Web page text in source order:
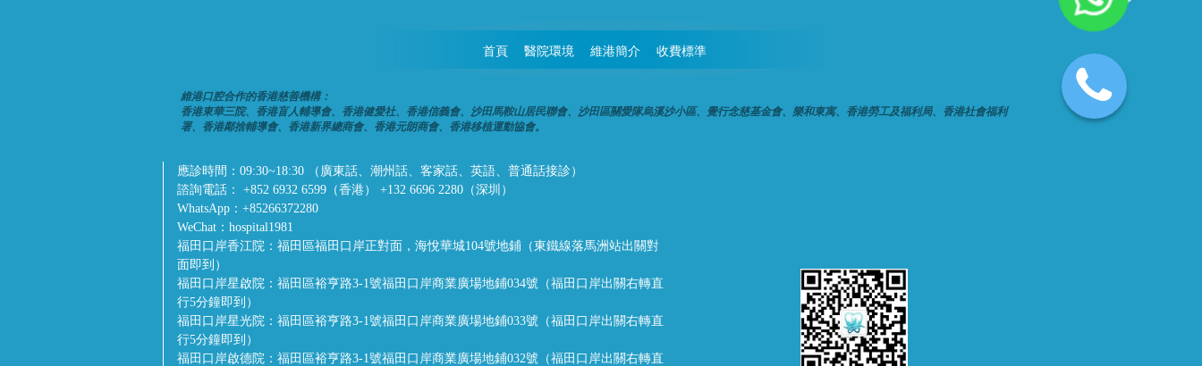
首頁 醫院環境 維港簡介 收費標準
維港口腔合作的香港慈善機構：
香港東華三院、香港盲人輔導會、香港健愛社、香港信義會、沙田馬鞍山居民聯會、沙田區關愛隊烏溪沙小區、覺行念慈基金會、樂和東寓、香港勞工及福利局、香港社會福利
署、香港鄰捨輔導會、香港新界總商會、香港元朗商會、香港移植運動協會。
應診時間： 09:30~18:30 （廣東話、潮州話、客家話、英語、普通話接診）
諮詢電話：
+852 6932 6599（香港） +132 6696 2280（深圳）
WhatsApp： +85266372280
WeChat： hospital1981
福田口岸香江院： 福田區福田口岸正對面，海悅華城104號地鋪（東鐵線落馬洲站出關對
面即到）
福田口岸星啟院： 福田區裕亨路3-1號福田口岸商業廣場地鋪034號（福田口岸出關右轉直
行5分鐘即到）
福田口岸星光院： 福田區裕亨路3-1號福田口岸商業廣場地鋪033號（福田口岸出關右轉直
行5分鐘即到）
福田口岸啟德院： 福田區裕亨路3-1號福田口岸商業廣場地鋪032號（福田口岸出關右轉直